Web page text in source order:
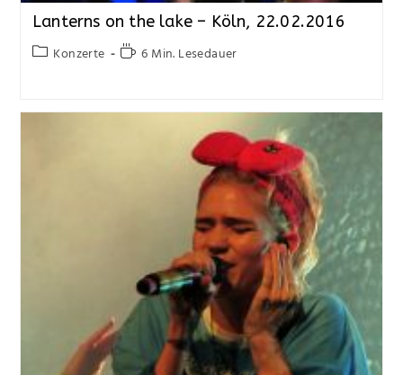
Lanterns on the lake – Köln, 22.02.2016
Konzerte 6 Min. Lesedauer